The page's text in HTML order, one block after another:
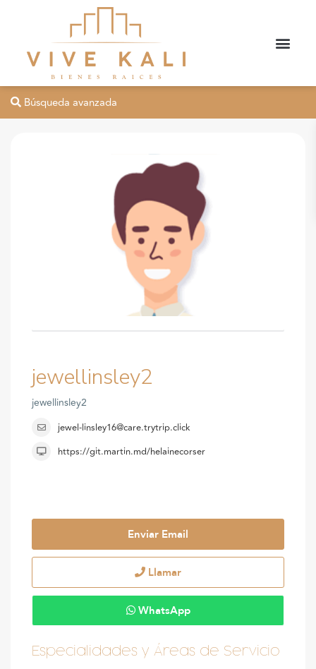
Búsqueda avanzada
jewellinsley2
jewellinsley2
jewel-linsley16@care.trytrip.click
https://git.martin.md/helainecorser
Enviar Email
Llamar
WhatsApp
Especialidades y Áreas de Servicio